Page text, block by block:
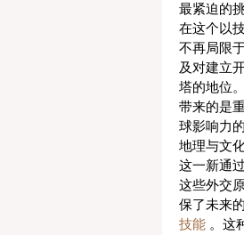
最紧迫的
在这个以
不再局限
及对建立
塔的地位
带来的是
球影响力
地理与文
这一新通
这些外交
保了未来
技能 。这